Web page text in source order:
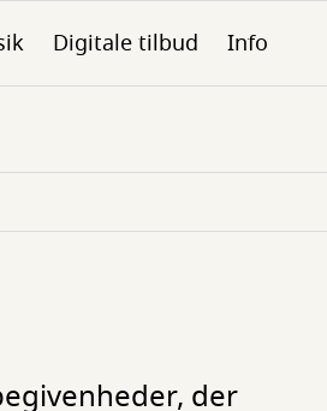
Digitale tilbud Info
der